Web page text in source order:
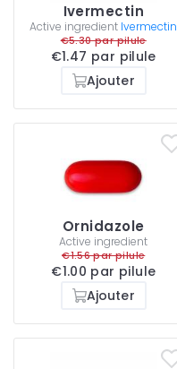
Ivermectin
Active ingredient Ivermectin
€5.30 par pilule
€1.47 par pilule
Ajouter
Ornidazole
Active ingredient
€1.56 par pilule
€1.00 par pilule
Ajouter